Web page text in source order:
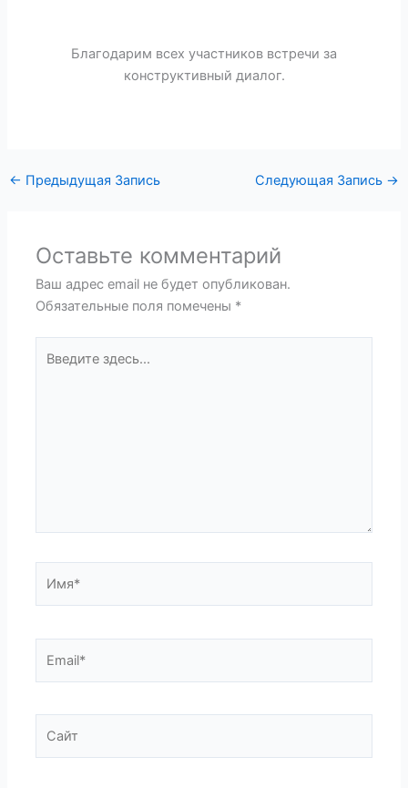
Благодарим всех участников встречи за
конструктивный диалог.
← Предыдущая Запись Следующая Запись →
Оставьте комментарий
Ваш адрес email не будет опубликован.
Обязательные поля помечены *
здесь...